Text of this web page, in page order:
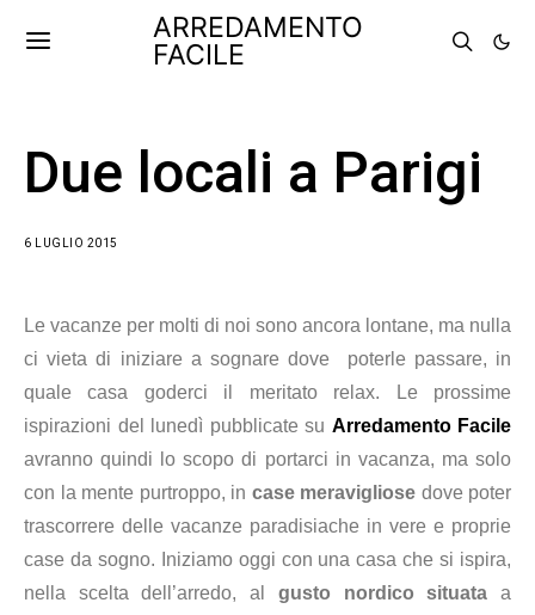
ARREDAMENTO
FACILE
Due locali a Parigi
6 LUGLIO 2015
Le vacanze per molti di noi sono ancora lontane, ma nulla
ci vieta di iniziare a sognare dove poterle passare, in
quale casa goderci il meritato relax. Le prossime
ispirazioni del lunedì pubblicate su Arredamento Facile
avranno quindi lo scopo di portarci in vacanza, ma solo
con la mente purtroppo, in case meravigliose dove poter
trascorrere delle vacanze paradisiache in vere e proprie
case da sogno. Iniziamo oggi con una casa che si ispira,
nella scelta dell’arredo, al gusto nordico situataa